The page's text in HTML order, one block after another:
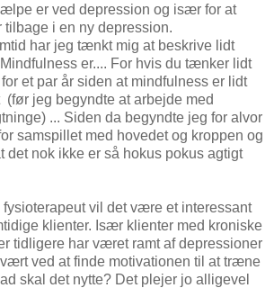
er ved depression og især for at
tilbage i en ny depression.
har jeg tænkt mig at beskrive lidt
er.... For hvis du tænker lidt
et par år siden at mindfulness er lidt
(før jeg begyndte at arbejde med
... Siden da begyndte jeg for alvor
samspillet med hovedet og kroppen og
det nok ikke er så hokus pokus agtigt
vil det være et interessant
klienter. Især klienter med kroniske
tidligere har været ramt af depressioner
ved at finde motivationen til at træne
skal det nytte? Det plejer jo alligevel